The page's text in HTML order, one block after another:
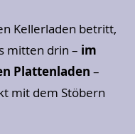
Kellerladen betritt,
mitten drin – im
Plattenladen –
mit dem Stöbern